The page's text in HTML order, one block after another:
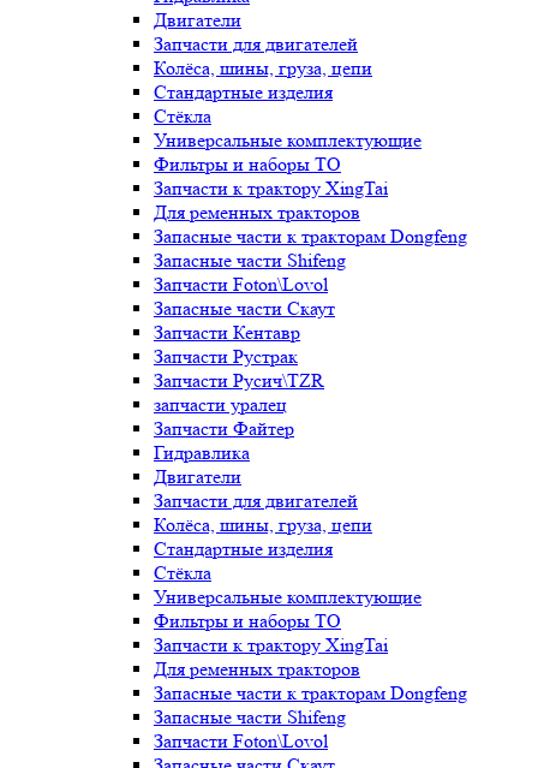
Двигатели
Запчасти для двигателей
Колёса, шины, груза, цепи
Стандартные изделия
Стёкла
Универсальные комплектующие
Фильтры и наборы ТО
Запчасти к трактору XingTai
Для ременных тракторов
Запасные части к тракторам Dongfeng
Запасные части Shifeng
Запчасти Foton\Lovol
Запасные части Скаут
Запчасти Кентавр
Запчасти Рустрак
Запчасти Русич\TZR
запчасти уралец
Запчасти Файтер
Гидравлика
Двигатели
Запчасти для двигателей
Колёса, шины, груза, цепи
Стандартные изделия
Стёкла
Универсальные комплектующие
Фильтры и наборы ТО
Запчасти к трактору XingTai
Для ременных тракторов
Запасные части к тракторам Dongfeng
Запасные части Shifeng
Запчасти Foton\Lovol